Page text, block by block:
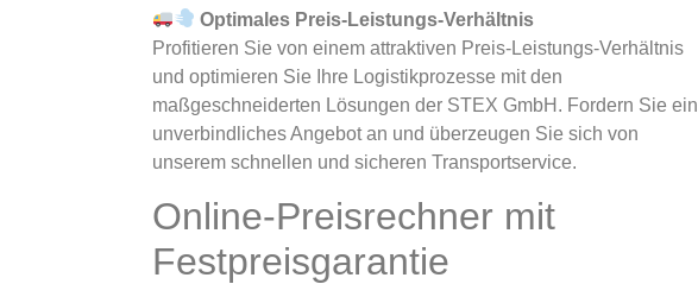
Optimales Preis-Leistungs-Verhältnis
Profitieren Sie von einem attraktiven Preis-Leistungs-Verhältnis
und optimieren Sie Ihre Logistikprozesse mit den
maßgeschneiderten Lösungen der STEX GmbH. Fordern Sie ein
unverbindliches Angebot an und überzeugen Sie sich von
unserem schnellen und sicheren Transportservice.
Online-Preisrechner mit
Festpreisgarantie